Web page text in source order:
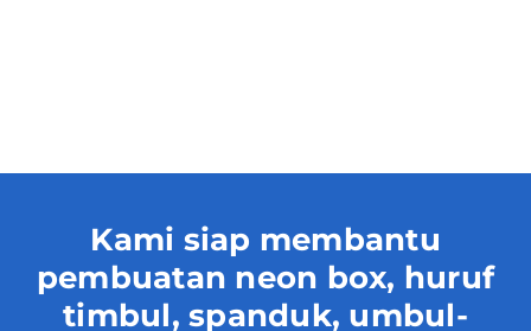
Kami siap membantu
pembuatan neon box, huruf
timbul, spanduk, umbul-